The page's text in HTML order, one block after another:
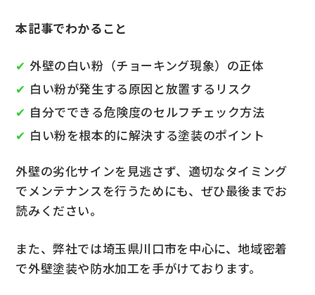
本記事でわかること
外壁の白い粉（チョーキング現象）の正体
白い粉が発生する原因と放置するリスク
自分でできる危険度のセルフチェック方法
白い粉を根本的に解決する塗装のポイント
外壁の劣化サインを見逃さず、適切なタイミング
でメンテナンスを行うためにも、ぜひ最後までお
読みください。
また、弊社では埼玉県川口市を中心に、地域密着
で外壁塗装や防水加工を手がけております。